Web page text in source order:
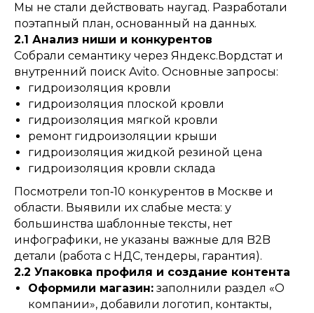
Мы не стали действовать наугад. Разработали
поэтапный план, основанный на данных.
2.1 Анализ ниши и конкурентов
Собрали семантику через Яндекс.Вордстат и
внутренний поиск Avito. Основные запросы:
гидроизоляция кровли
гидроизоляция плоской кровли
гидроизоляция мягкой кровли
ремонт гидроизоляции крыши
гидроизоляция жидкой резиной цена
гидроизоляция кровли склада
Посмотрели топ‑10 конкурентов в Москве и
области. Выявили их слабые места: у
большинства шаблонные тексты, нет
инфографики, не указаны важные для B2B
детали (работа с НДС, тендеры, гарантия).
2.2 Упаковка профиля и создание контента
Оформили магазин: заполнили раздел «О
компании», добавили логотип, контакты,